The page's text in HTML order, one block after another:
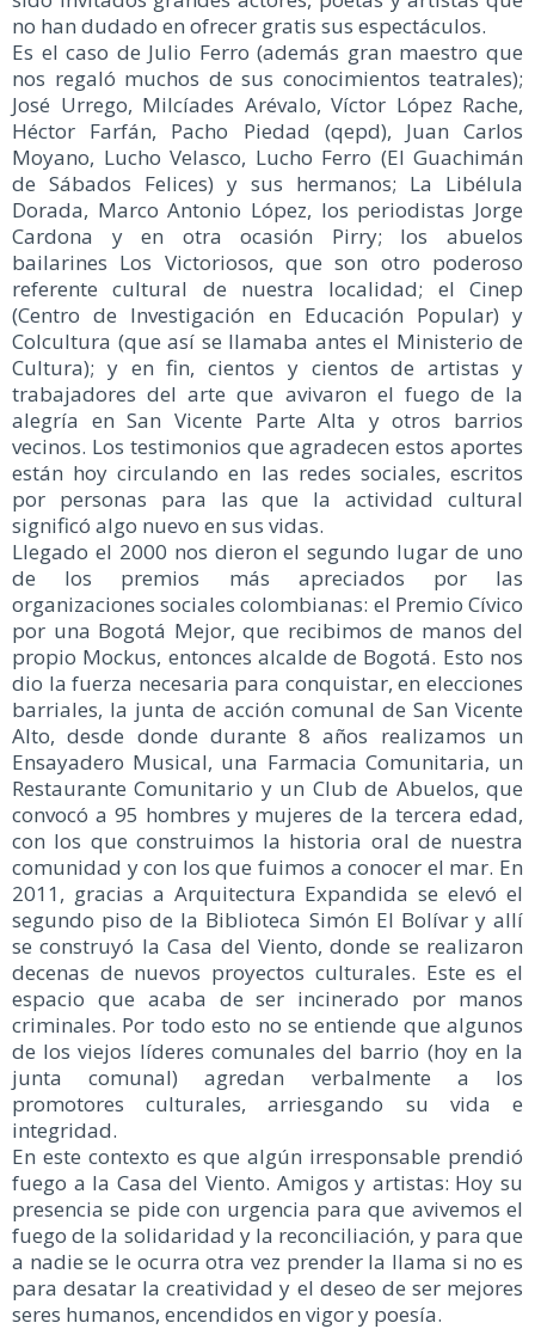
no han dudado en ofrecer gratis sus espectáculos.
Es el caso de Julio Ferro (además gran maestro que
nos regaló muchos de sus conocimientos teatrales);
José Urrego, Milcíades Arévalo, Víctor López Rache,
Héctor Farfán, Pacho Piedad (qepd), Juan Carlos
Moyano, Lucho Velasco, Lucho Ferro (El Guachimán
de Sábados Felices) y sus hermanos; La Libélula
Dorada, Marco Antonio López, los periodistas Jorge
Cardona y en otra ocasión Pirry; los abuelos
bailarines Los Victoriosos, que son otro poderoso
referente cultural de nuestra localidad; el Cinep
(Centro de Investigación en Educación Popular) y
Colcultura (que así se llamaba antes el Ministerio de
Cultura); y en fin, cientos y cientos de artistas y
trabajadores del arte que avivaron el fuego de la
alegría en San Vicente Parte Alta y otros barrios
vecinos. Los testimonios que agradecen estos aportes
están hoy circulando en las redes sociales, escritos
por personas para las que la actividad cultural
significó algo nuevo en sus vidas.
Llegado el 2000 nos dieron el segundo lugar de uno
de los premios más apreciados por las
organizaciones sociales colombianas: el Premio Cívico
por una Bogotá Mejor, que recibimos de manos del
propio Mockus, entonces alcalde de Bogotá. Esto nos
dio la fuerza necesaria para conquistar, en elecciones
barriales, la junta de acción comunal de San Vicente
Alto, desde donde durante 8 años realizamos un
Ensayadero Musical, una Farmacia Comunitaria, un
Restaurante Comunitario y un Club de Abuelos, que
convocó a 95 hombres y mujeres de la tercera edad,
con los que construimos la historia oral de nuestra
comunidad y con los que fuimos a conocer el mar. En
2011, gracias a Arquitectura Expandida se elevó el
segundo piso de la Biblioteca Simón El Bolívar y allí
se construyó la Casa del Viento, donde se realizaron
decenas de nuevos proyectos culturales. Este es el
espacio que acaba de ser incinerado por manos
criminales. Por todo esto no se entiende que algunos
de los viejos líderes comunales del barrio (hoy en la
junta comunal) agredan verbalmente a los
promotores culturales, arriesgando su vida e
integridad.
En este contexto es que algún irresponsable prendió
fuego a la Casa del Viento. Amigos y artistas: Hoy su
presencia se pide con urgencia para que avivemos el
fuego de la solidaridad y la reconciliación, y para que
a nadie se le ocurra otra vez prender la llama si no es
para desatar la creatividad y el deseo de ser mejores
seres humanos, encendidos en vigor y poesía.